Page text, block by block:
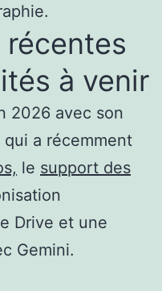
à venir
2026 avec son
a récemment
le support des
Drive et une
Gemini.